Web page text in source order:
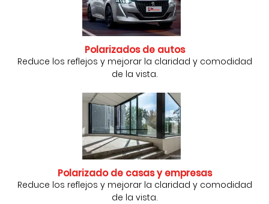
Polarizados de autos
Reduce los reflejos y mejorar la claridad y comodidad
de la vista.
Polarizado de casas y empresas
Reduce los reflejos y mejorar la claridad y comodidad
de la vista.